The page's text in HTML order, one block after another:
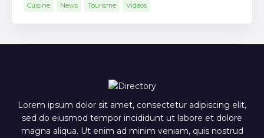
Cuisine News Tourisme Vidéos
Lorem ipsum dolor sit amet, consectetur adipiscing elit,
sed do eiusmod tempor incididunt ut labore et dolore
magna aliqua. Ut enim ad minim veniam, quis nostrud